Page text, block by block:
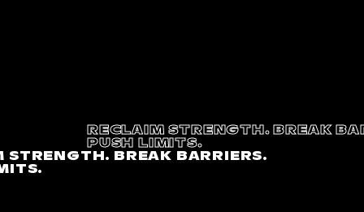
RECLAIM STRENGTH. BREAK
PUSH LIMITS.
STRENGTH. BREAK BARRIERS.